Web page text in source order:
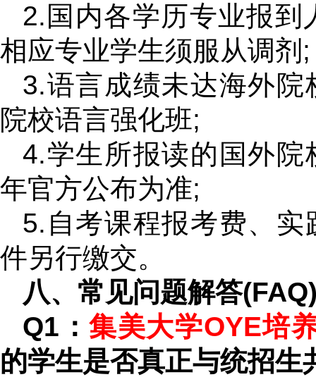
2.国内各学历专业报
相应专业学生须服从调剂;
3.语言成绩未达海外
院校语言强化班;
4.学生所报读的国外
年官方公布为准;
5.自考课程报考费、
件另行缴交。
八、常见问题解答
Q1：集美大学OYE培
的学生是否真正与统招生